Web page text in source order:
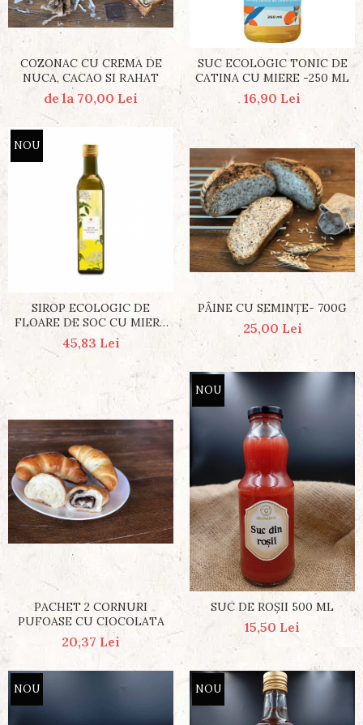
COZONAC CU CREMA DE
NUCA, CACAO SI RAHAT
de la 70,00 Lei
SUC ECOLOGIC TONIC DE
CATINA CU MIERE -250 ML
16,90 Lei
NOU
SIROP ECOLOGIC DE
FLOARE DE SOC CU MIERE
500 ML
45,83 Lei
PÂINE CU SEMINŢE- 700G
25,00 Lei
PACHET 2 CORNURI
PUFOASE CU CIOCOLATA
20,37 Lei
NOU
SUC DE ROȘII 500 ML
15,50 Lei
NOU NOU